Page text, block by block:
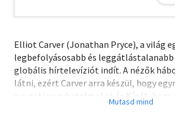
Elliot Carver (Jonathan Pryce), a világ
legbefolyásosabb és
globális hírtelevíziót indít. A nézők
látni, ezért Carver arra készül, hogy
nyugati nagyhatalmakat és Kínát, hogy
közvetíthesse a harmadik világháború